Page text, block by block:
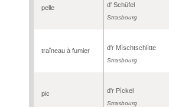
pelle d' Schüfel
Strasbourg
traîneau à fumier d'r Mìschtschlìtte
Strasbourg
pic d'r Pìckel
Strasbourg